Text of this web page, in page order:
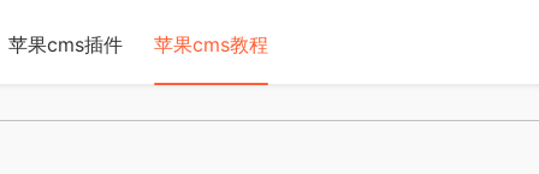
苹果cms插件 苹果cms教程